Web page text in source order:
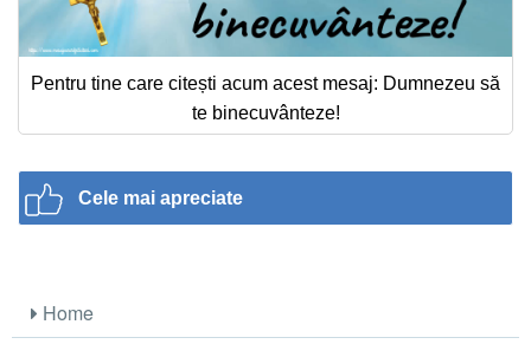
Pentru tine care citești acum acest mesaj: Dumnezeu să
te binecuvânteze!
Cele mai apreciate
Home